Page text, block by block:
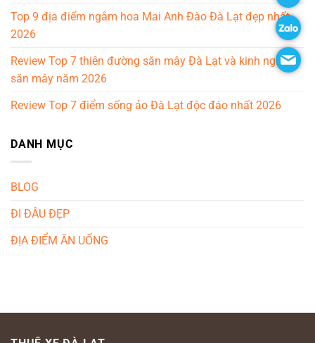
Top 9 địa điểm ngắm hoa Mai Anh Đào Đà Lạt đẹp nhất
2026
Review Top 7 thiên đường săn mây Đà Lạt và kinh nghiệm
săn mây năm 2026
Review Top 7 điểm sống ảo Đà Lạt độc đáo nhất 2026
DANH MỤC
BLOG
ĐI ĐÂU ĐẸP
ĐỊA ĐIỂM ĂN UỐNG